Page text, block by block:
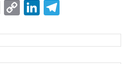
X
CopyLinkedIn